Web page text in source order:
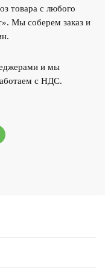
товара с любого
Мы соберем заказ и
и мы
с НДС.